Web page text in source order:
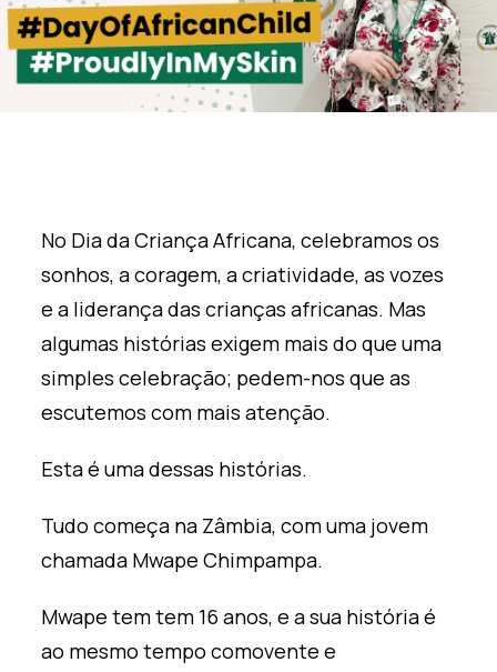
No Dia da Criança Africana, celebramos os
sonhos, a coragem, a criatividade, as vozes
e a liderança das crianças africanas. Mas
algumas histórias exigem mais do que uma
simples celebração; pedem-nos que as
escutemos com mais atenção.
Esta é uma dessas histórias.
Tudo começa na Zâmbia, com uma jovem
chamada Mwape Chimpampa.
Mwape temtem 16 anos, e a sua história é
ao mesmo tempo comovente e